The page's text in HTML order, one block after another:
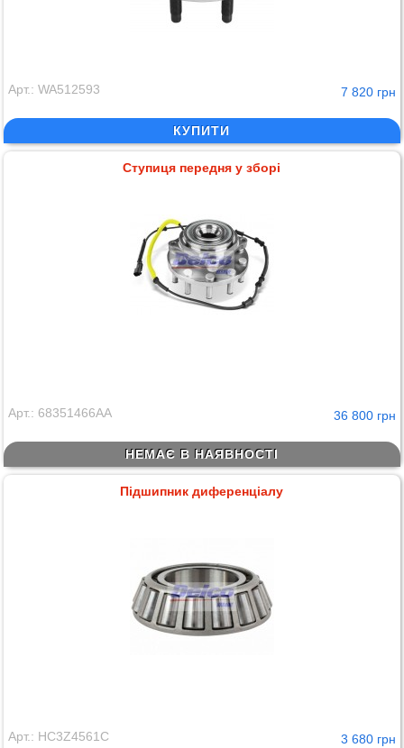
Арт.: WA512593 7 820 грн
КУПИТИ
Ступиця передня у зборі
Арт.: 68351466AA 36 800 грн
НЕМАЄ В НАЯВНОСТІ
Підшипник диференціалу
Арт.: HC3Z4561C 3 680 грн